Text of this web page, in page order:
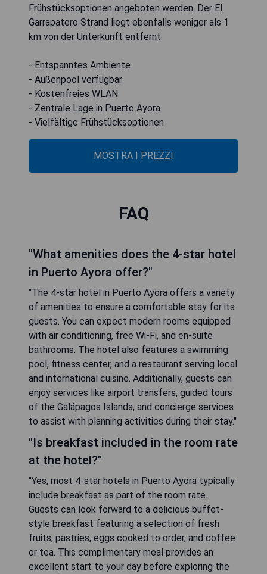
Frühstücksoptionen angeboten werden. Der El
Garrapatero Strand liegt ebenfalls weniger als 1
km von der Unterkunft entfernt.
- Entspanntes Ambiente
- Außenpool verfügbar
- Kostenfreies WLAN
- Zentrale Lage in Puerto Ayora
- Vielfältige Frühstücksoptionen
MOSTRA I PREZZI
FAQ
"What amenities does the 4-star hotel
in Puerto Ayora offer?"
"The 4-star hotel in Puerto Ayora offers a variety
of amenities to ensure a comfortable stay for its
guests. You can expect modern rooms equipped
with air conditioning, free Wi-Fi, and en-suite
bathrooms. The hotel also features a swimming
pool, fitness center, and a restaurant serving local
and international cuisine. Additionally, guests can
enjoy services like airport transfers, guided tours
of the Galápagos Islands, and concierge services
to assist with planning activities during their stay."
"Is breakfast included in the room rate
at the hotel?"
"Yes, most 4-star hotels in Puerto Ayora typically
include breakfast as part of the room rate.
Guests can look forward to a delicious buffet-
style breakfast featuring a selection of fresh
fruits, pastries, eggs cooked to order, and coffee
or tea. This complimentary meal provides an
excellent start to your day before exploring the